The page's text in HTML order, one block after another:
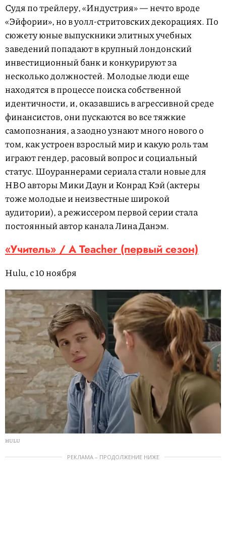
Судя по трейлеру, «Индустрия» — нечто вроде
«Эйфории», но в уолл-стритовских декорациях. По
сюжету юные выпускники элитных учебных
заведений попадают в крупный лондонский
инвестиционный банк и конкурируют за
несколько должностей. Молодые люди еще
находятся в процессе поиска собственной
идентичности, и, оказавшись в агрессивной среде
финансистов, они пускаются во все тяжкие
самопознания, а заодно узнают много нового о
том, как устроен взрослый мир и какую роль там
играют гендер, расовый вопрос и социальный
статус. Шоураннерами сериала стали новые для
HBO авторы Мики Даун и Конрад Кэй (актеры
тоже молодые и неизвестные широкой
аудитории), а режиссером первой серии стала
постоянный автор канала Лина Данэм.
«Учитель» / A Teacher (первый сезон)
Hulu, с 10 ноября
HULU
РЕКЛАМА – ПРОДОЛЖЕНИЕ НИЖЕ